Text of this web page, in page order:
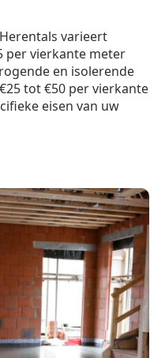
varieert
per vierkante meter
en isolerende
tot €50 per vierkante
eisen van uw